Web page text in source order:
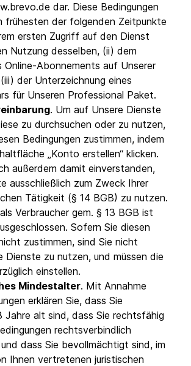
dar. Diese Bedingungen
frühesten der folgenden Zeitpunkte
ersten Zugriff auf den Dienst
Nutzung desselben, (ii) dem
Online-Abonnements auf Unserer
der Unterzeichnung eines
für Unseren Professional Paket.
. Um auf Unsere Dienste
zu durchsuchen oder zu nutzen,
Bedingungen zustimmen, indem
„Konto erstellen“ klicken.
außerdem damit einverstanden,
ausschließlich zum Zweck Ihrer
Tätigkeit (§ 14 BGB) zu nutzen.
Verbraucher gem. § 13 BGB ist
Sofern Sie diesen
zustimmen, sind Sie nicht
Dienste zu nutzen, und müssen die
einstellen.
Mindestalter. Mit Annahme
erklären Sie, dass Sie
Jahre alt sind, dass Sie rechtsfähig
rechtsverbindlich
dass Sie bevollmächtigt sind, im
Ihnen vertretenen juristischen